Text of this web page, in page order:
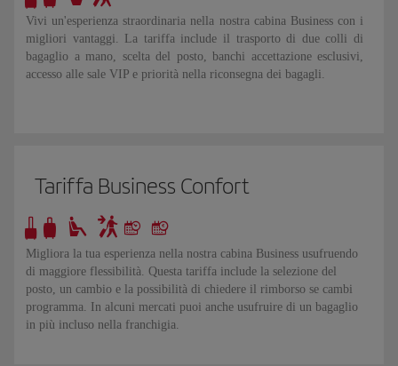
Vivi un'esperienza straordinaria nella nostra cabina Business con i
migliori vantaggi. La tariffa include il trasporto di due colli di
bagaglio a mano, scelta del posto, banchi accettazione esclusivi,
accesso alle sale VIP e priorità nella riconsegna dei bagagli.
Tariffa Business Confort
Migliora la tua esperienza nella nostra cabina Business usufruendo
di maggiore flessibilità. Questa tariffa include la selezione del
posto, un cambio e la possibilità di chiedere il rimborso se cambi
programma. In alcuni mercati puoi anche usufruire di un bagaglio
in più incluso nella franchigia.